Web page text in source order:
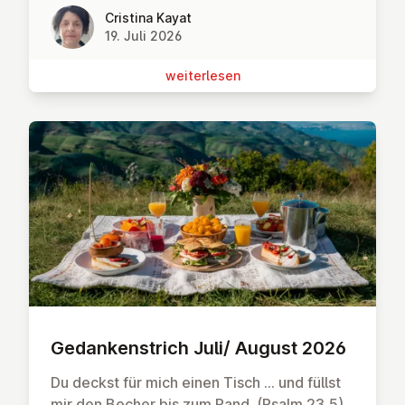
Cristina Kayat
19. Juli 2026
wei­ter­le­sen
Ge­dan­ken­strich Juli/ August 2026
Du deckst für mich einen Tisch … und füllst